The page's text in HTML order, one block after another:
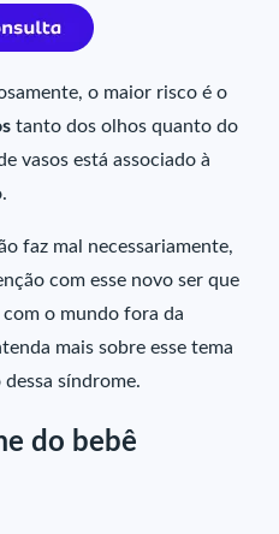
o maior risco é o
tanto dos olhos quanto do
vasos está associado à
faz mal necessariamente,
com esse novo ser que
o mundo fora da
mais sobre esse tema
síndrome.
do bebê